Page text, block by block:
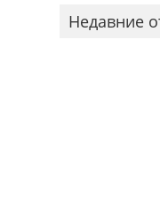
Недавние